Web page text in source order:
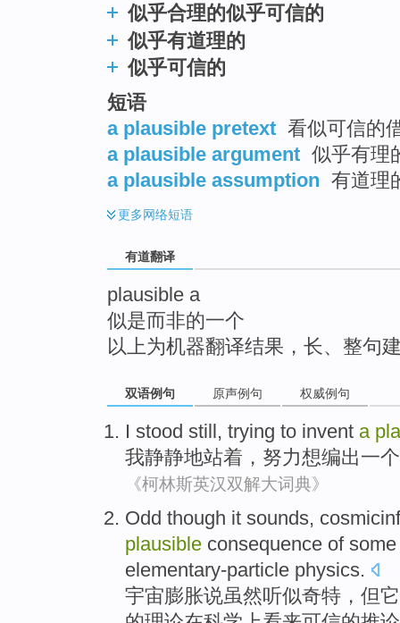
似乎合理的似乎可信的
似乎有道理的
似乎可信的
短语
a plausible pretext 看似可信的
a plausible argument 似乎有理
a plausible assumption 有道理
更多网络短语
有道翻译
plausible a
似是而非的一个
以上为机器翻译结果，长、整句
双语例句 原声例句 权威例句
I stood still, trying to invent a
我静静地站着， 努力想编出一个
《柯林斯英汉双解大词典》
Odd though it sounds,
plausible consequence of some
elementary-particle physics.
宇宙膨胀说虽然听似奇特，但它